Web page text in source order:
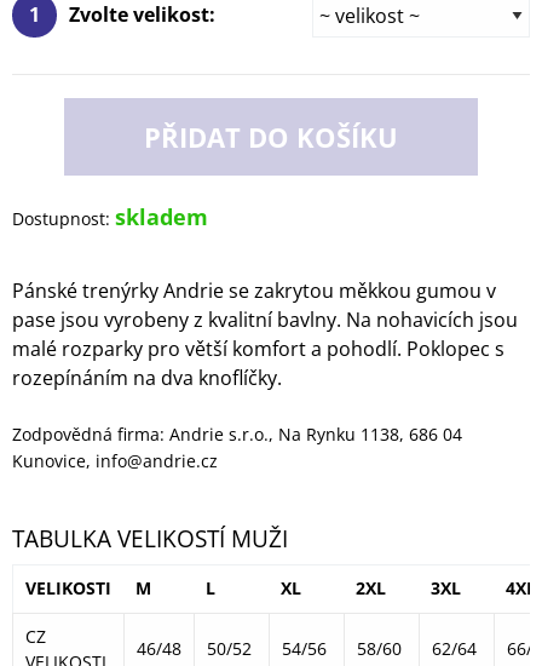
1 Zvolte velikost:
PŘIDAT DO KOŠÍKU
Dostupnost: skladem
Pánské trenýrky Andrie se zakrytou měkkou gumou v
pase jsou vyrobeny z kvalitní bavlny. Na nohavicích jsou
malé rozparky pro větší komfort a pohodlí. Poklopec s
rozepínáním na dva knoflíčky.
Zodpovědná firma: Andrie s.r.o., Na Rynku 1138, 686 04
Kunovice, info@andrie.cz
TABULKA VELIKOSTÍ MUŽI
VELIKOSTI M L XL 2XL 3XL 4XL
CZ
46/48 50/52 54/56 58/60 62/64 66/